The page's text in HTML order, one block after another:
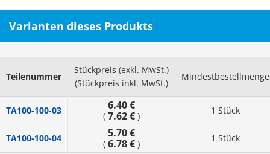
Varianten dieses Produkts
Teilenummer
Stückpreis (exkl. MwSt.)
(Stückpreis inkl. MwSt.)
Mindestbestellmenge
TA100-100-03 6.40 €
( 7.62 € ) 1 Stück
TA100-100-04 5.70 €
( 6.78 € ) 1 Stück